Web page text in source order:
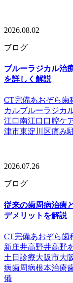
2026.08.02
ブログ
ブルーラジカル治
を詳しく解説
CT完備あおぞら歯
カルブルーラジカ
江口南江口口腔ケ
津市東淀川区痛み
2026.07.26
ブログ
従来の歯周病治療
デメリットを解説
CT完備あおぞら歯
新庄井高野井高野
土日診療大阪市大
病歯周病根本治療
備